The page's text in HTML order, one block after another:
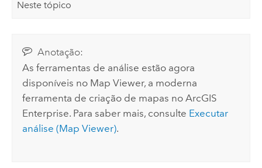
Neste tópico
Anotação:
As ferramentas de análise estão agora
disponíveis no Map Viewer, a moderna
ferramenta de criação de mapas noArcGIS
Enterprise. Para saber mais, consulte Executar
análise (Map Viewer).